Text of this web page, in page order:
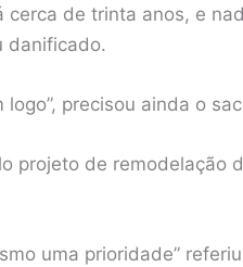
cerca de trinta anos, e
danificado.
precisou ainda o
projeto de remodelação
uma prioridade”